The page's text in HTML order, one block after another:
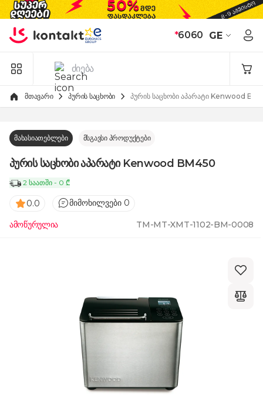
Skip to Content
*6060 GE
მთავარი პურის საცხობი პურის საცხობი აპარატი Kenwood
მახასიათებლები მსგავსი პროდუქტები
პურის საცხობი აპარატი Kenwood BM450
2 საათში - 0 ₾
0.0 მიმოხილვები 0
ამოწურულია TM-MT-XMT-1102-BM-0008